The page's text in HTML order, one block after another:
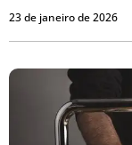
23 de janeiro de 2026